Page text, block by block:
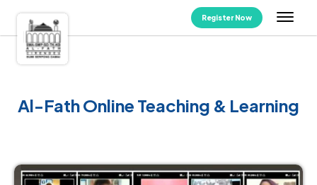
Register Now
Al-Fath Online Teaching & Learning